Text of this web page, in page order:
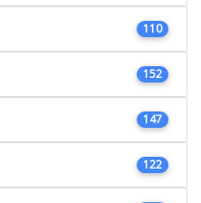
110
152
147
122